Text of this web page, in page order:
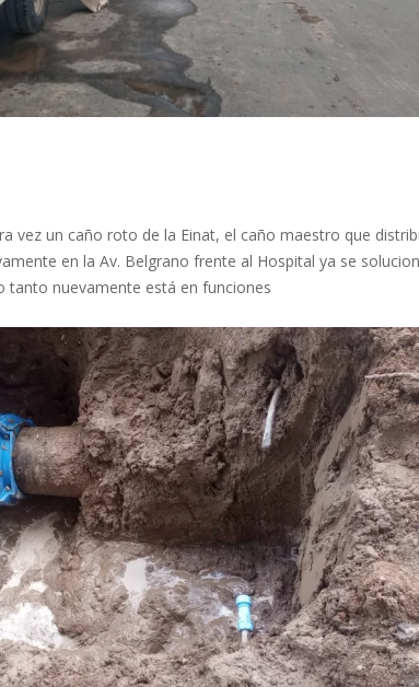
vez un caño roto de la Einat, el caño maestro que
en la Av. Belgrano frente al Hospital ya se
tanto nuevamente está en funciones